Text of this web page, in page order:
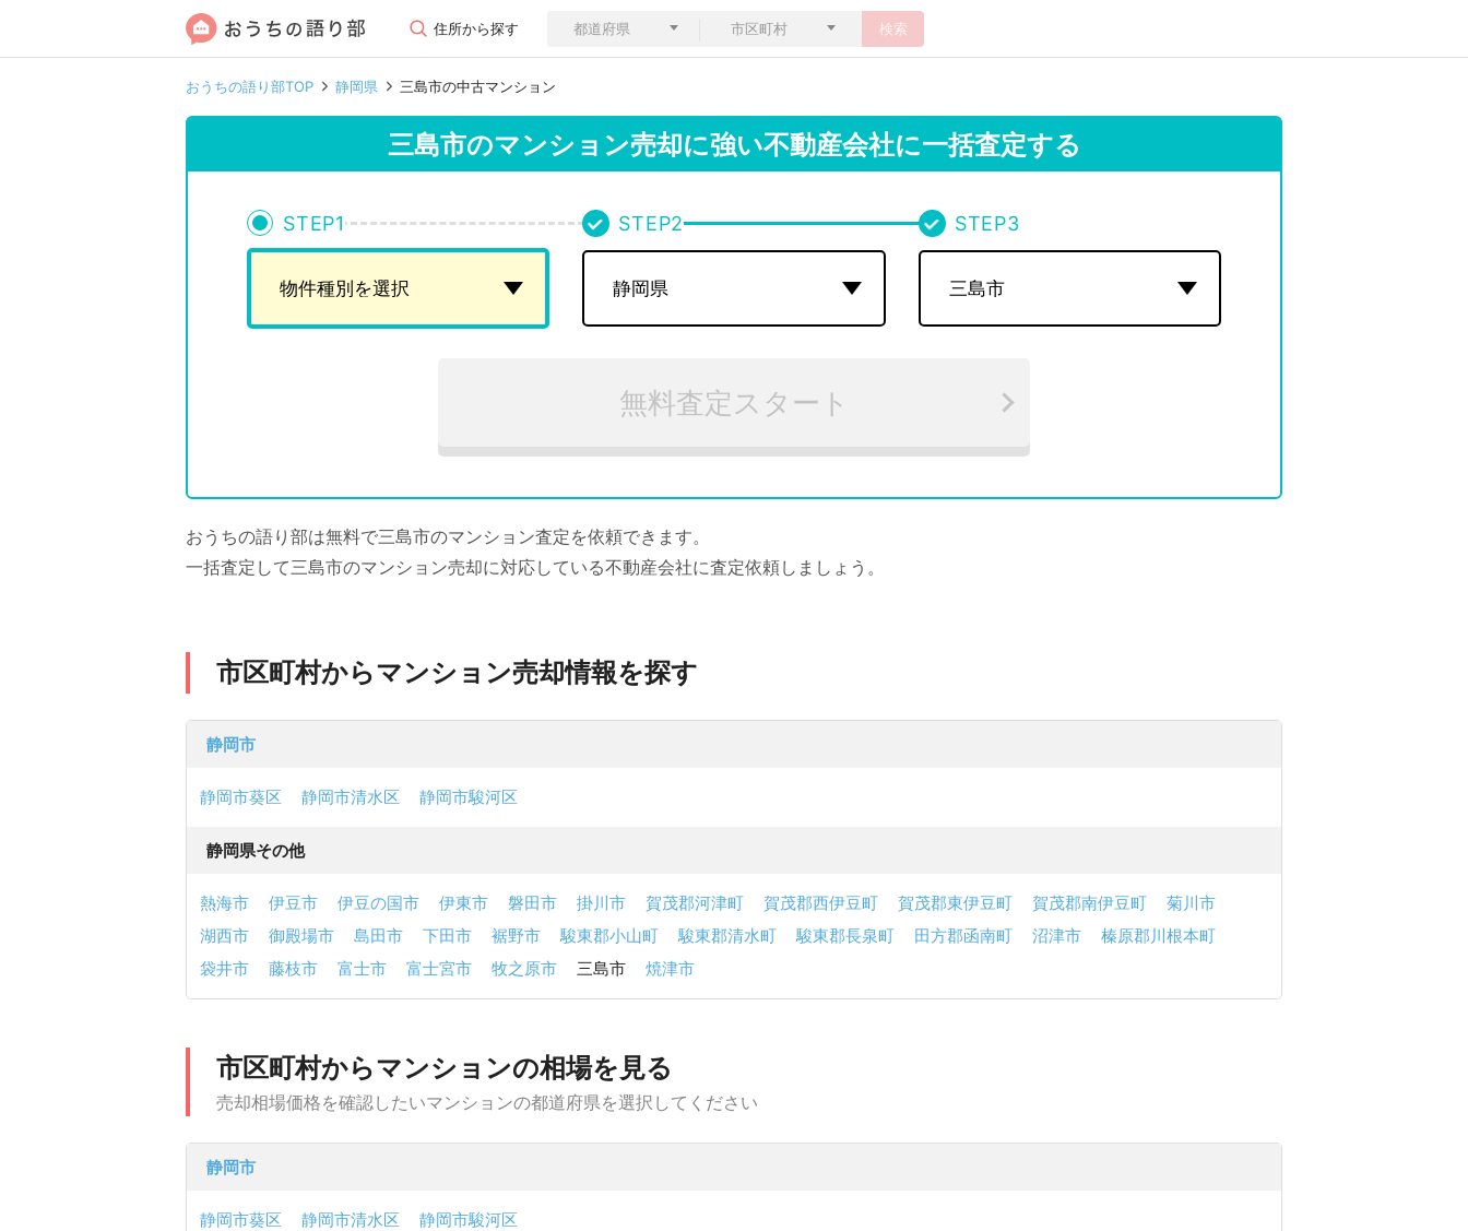
住所から探す 検索
おうちの語り部TOP 静岡県 三島市の中古マンション
三島市のマンション売却に強い不動産会社に一括査定する
STEP1 STEP2 STEP3
無料査定スタート
おうちの語り部は無料で三島市のマンション査定を依頼できます。
一括査定して三島市のマンション売却に対応している不動産会社に査定依頼しましょう。
市区町村からマンション売却情報を探す
静岡市
静岡市葵区 静岡市清水区 静岡市駿河区
静岡県その他
熱海市 伊豆市 伊豆の国市 伊東市 磐田市 掛川市 賀茂郡河津町 賀茂郡西伊豆町 賀茂郡東伊豆町 賀茂郡南伊豆町
菊川市
湖西市
御殿場市 島田市 下田市 裾野市 駿東郡小山町 駿東郡清水町 駿東郡長泉町 田方郡函南町 沼津市
榛原郡川根本町
袋井市
藤枝市 富士市 富士宮市 牧之原市 三島市 焼津市
市区町村からマンションの相場を見る
売却相場価格を確認したいマンションの都道府県を選択してください
静岡市
静岡市葵区 静岡市清水区 静岡市駿河区